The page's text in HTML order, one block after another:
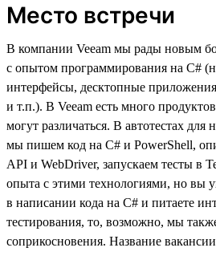
Место встречи
В компании Veeam мы рады новым
с опытом программирования на C#
интерфейсы, десктопные
и т.п.). В Veeam есть много
могут различаться. В автотестах для
мы пишем код на C# и PowerShell,
API и WebDriver, запускаем тесты в
опыта с этими технологиями, но вы
в написании кода на C# и питаете
тестирования, то, возможно, мы
соприкосновения. Название